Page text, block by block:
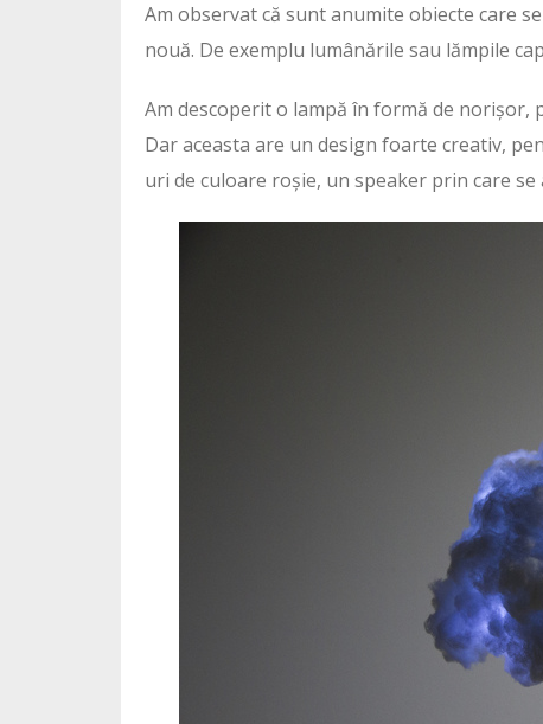
Am observat că sunt anumite obiecte care
nouă. De exemplu lumânările sau lămpile
Am descoperit o lampă în formă de norișor,
Dar aceasta are un design foarte creativ,
uri de culoare roșie, un speaker prin care